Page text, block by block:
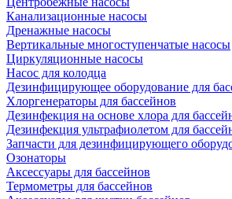
Канализационные насосы
Дренажные насосы
Вертикальные многоступенчатые насосы
Циркуляционные насосы
Насос для колодца
Дезинфицирующее оборудование для
Хлоргенераторы для бассейнов
Дезинфекция на основе хлора для
Дезинфекция ультрафиолетом для
Запчасти для дезинфицирующего
Озонаторы
Аксессуары для бассейнов
Термометры для бассейнов